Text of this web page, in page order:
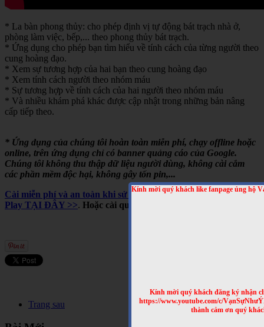
Kính mời quý khách like fanpage ủng hộ
Kính mời quý khách đăng ký nhận
https://www.youtube.com/c/
thành cảm ơn quý
* La bàn phong thủy: cho phép định vị tự động bát trạch nhà ở,
phòng làm việc, bếp,... theo phong thủy bát trạch.
* Ứng dụng cho phép bạn tìm hiểu về tính cách của từng người theo
cung hoàng đạo.
* Xem sự tương hợp của hai bạn theo cung hoàng đạo
* Xem tính cách người theo nhóm máu
* Sự tương hợp về tính cách của hai người theo nhóm máu
* Và nhiều khám phá khác được cập nhật trong những bản nâng
cấp tiếp theo.
* Ứng dụng của chúng tôi hoàn toàn miễn phí, chạy offline hoặc
online, trên ứng dụng chỉ có banner quảng cáo của Google.
Chúng tôi không thu thập dữ liệu người dùng, không cài cắm
các phần mềm độc hại, không gây tốn pin,...
Cài miễn phí và an toàn khi sử dụng cho Android, trên Google
Play TẠI ĐÂY >>. Hoặc cài qua mã QRCODE sau
Trang sau